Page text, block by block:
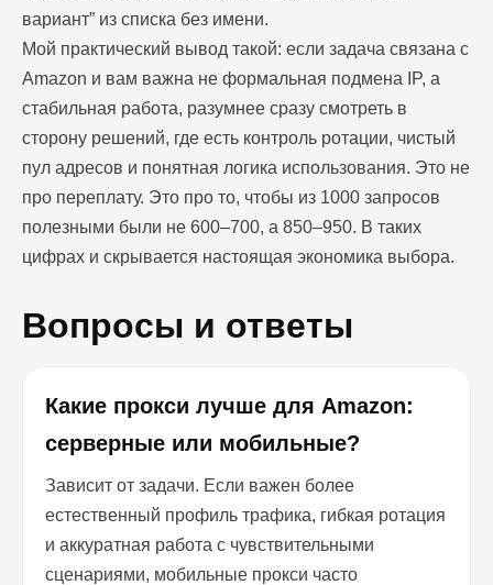
вариант” из списка без имени.
Мой практический вывод такой: если задача связана с
Amazon и вам важна не формальная подмена IP, а
стабильная работа, разумнее сразу смотреть в
сторону решений, где есть контроль ротации, чистый
пул адресов и понятная логика использования. Это не
про переплату. Это про то, чтобы из 1000 запросов
полезными были не 600–700, а 850–950. В таких
цифрах и скрывается настоящая экономика выбора.
Вопросы и ответы
Какие прокси лучше для Amazon:
серверные или мобильные?
Зависит от задачи. Если важен более
естественный профиль трафика, гибкая ротация
и аккуратная работа с чувствительными
сценариями, мобильные прокси часто